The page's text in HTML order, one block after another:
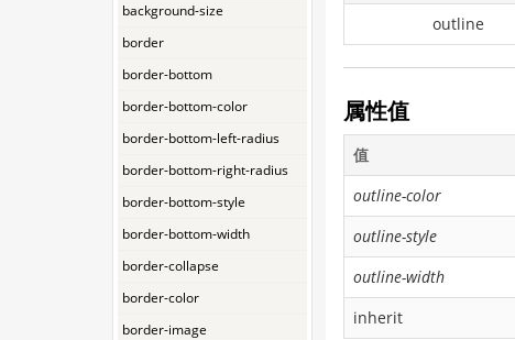
background-size
border
border-bottom
border-bottom-color
border-bottom-left-radius
border-bottom-right-radius
border-bottom-style
border-bottom-width
border-collapse
border-color
border-image
outline
属性值
值
outline-color
outline-style
outline-width
inherit